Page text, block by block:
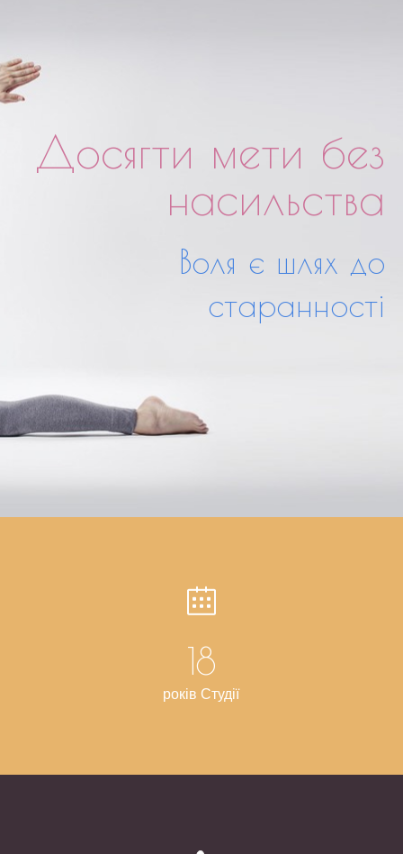
Досягти мети без
насильства
Воля є шлях до
старанності
18
років Студії